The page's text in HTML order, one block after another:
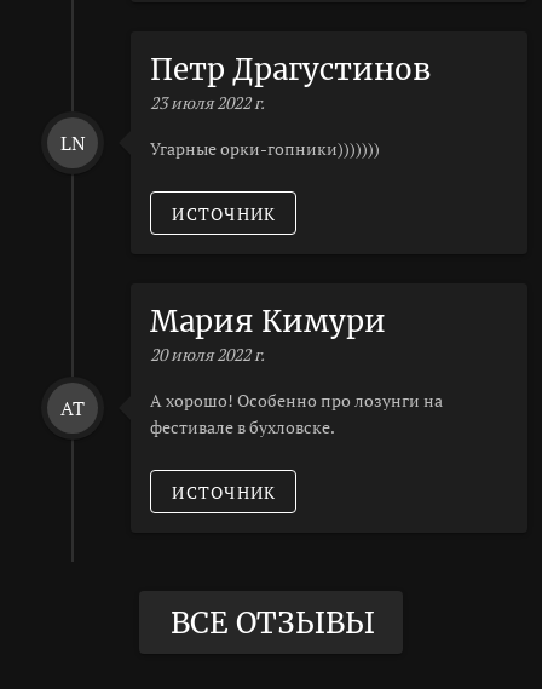
Петр Драгустинов
23 июля 2022 г.
Угарные орки-гопники)))))))
ИСТОЧНИК
LN
Мария Кимури
20 июля 2022 г.
А хорошо! Особенно про лозунги на
фестивале в бухловске.
ИСТОЧНИК
AT
ВСЕ ОТЗЫВЫ